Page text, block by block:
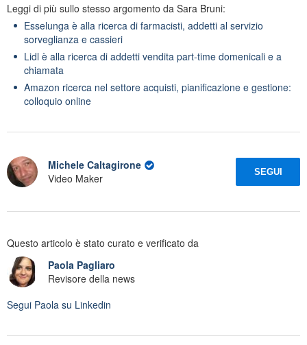
Leggi di più sullo stesso argomento da Sara Bruni:
Esselunga è alla ricerca di farmacisti, addetti al servizio
sorveglianza e cassieri
Lidl è alla ricerca di addetti vendita part-time domenicali e a
chiamata
Amazon ricerca nel settore acquisti, pianificazione e gestione:
colloquio online
Michele Caltagirone
Video Maker
SEGUI
Questo articolo è stato curato e verificato da
Paola Pagliaro
Revisore della news
Segui Paola su Linkedin